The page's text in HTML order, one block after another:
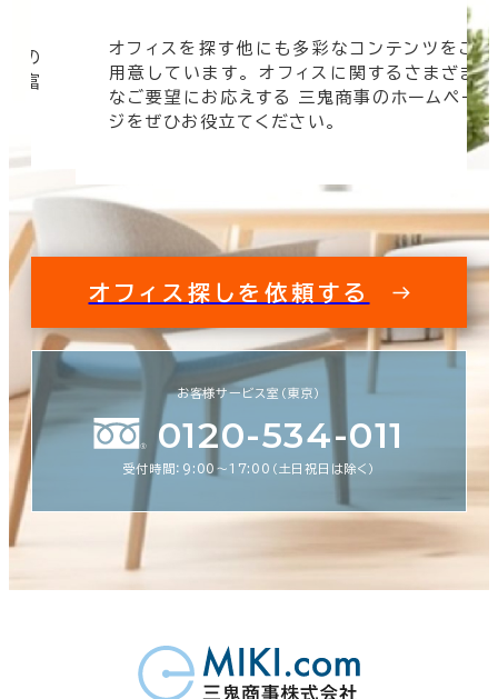
の
豊富
オフィスを探す他にも多彩なコンテンツをご
用意しています。 オフィスに関するさまざま
なご要望にお応えする 三鬼商事のホームペー
ジをぜひお役立てください。
オフィス探しを依頼する
お客様サービス室（東京）
0120-534-011
受付時間：9:00〜17:00（土日祝日は除く）